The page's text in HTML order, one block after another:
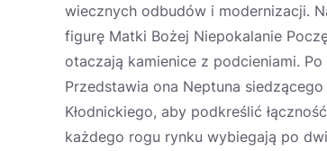
wiecznych odbudów i modernizacji.
figurę Matki Bożej Niepokalanie
otaczają kamienice z podcieniami.
Przedstawia ona Neptuna
Kłodnickiego, aby podkreślić
każdego rogu rynku wybiegają po